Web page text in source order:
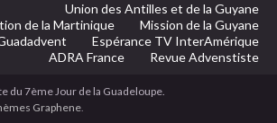
Union des Antilles et de la Guyane
de la Martinique
Mission de la Guyane
Espérance TV InterAmérique
ADRA France
Revue Advenstiste
du 7ème Jour de la Guadeloupe.
Graphene.